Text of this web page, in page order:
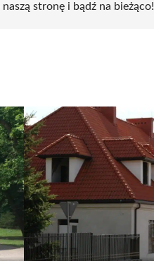
stronę i bądź na bieżąco!